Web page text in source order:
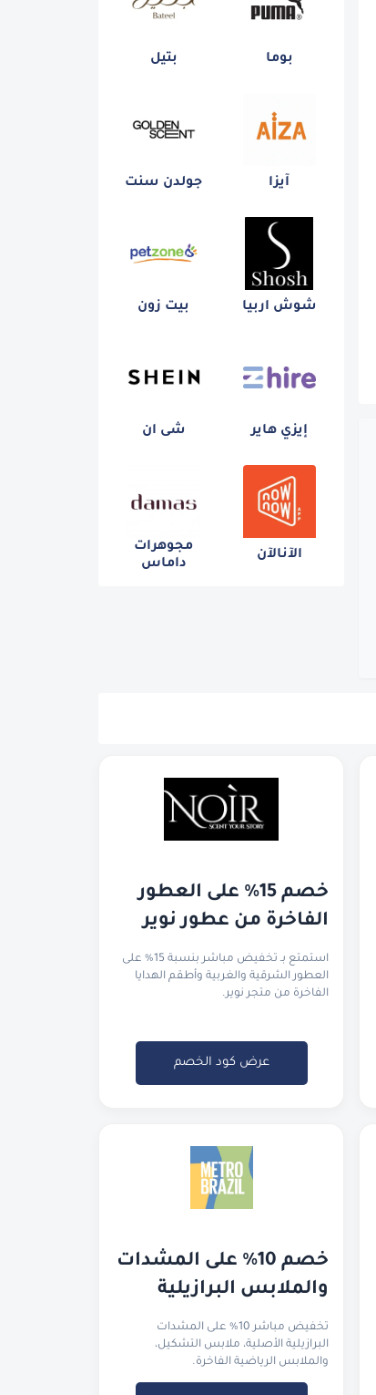
بوما بتيل
آيزا جولدن سنت
شوش اربيا بيت زون
إيزي هاير شى ان
الآنالآن
مجوهرات
داماس
خصم 15% على العطور
الفاخرة من عطور نوير
استمتع بـ تخفيض مباشر بنسبة 15% على
العطور الشرقية والغربية وأطقم الهدايا
الفاخرة من متجر نوير.
عرض كود الخصم
والملابس البرازيلية
تخفيض مباشر 10% على المشدات
البرازيلية الأصلية، ملابس التشكيل،
والملابس الرياضية الفاخرة.